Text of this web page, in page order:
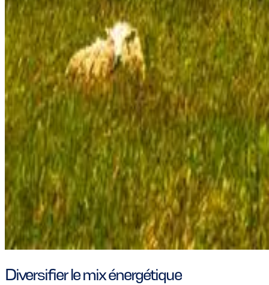
Diversifier le mix énergétique